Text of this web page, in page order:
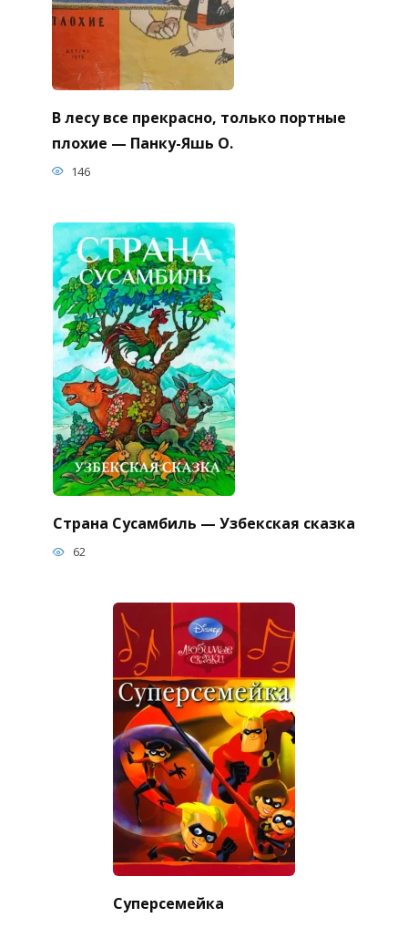
В лесу все прекрасно, только портные
плохие — Панку-Яшь О.
146
Страна Сусамбиль — Узбекская сказка
62
Суперсемейка